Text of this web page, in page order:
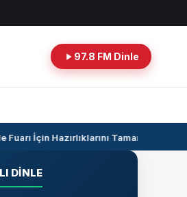
97.8 FM Dinle
İçin Hazırlıklarını Tamamlıyor
DINLE